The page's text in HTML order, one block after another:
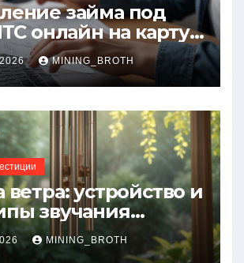
займа под
онлайн на карту
в офис: порядок,
и документы
MINING_BROTH
устройство и
звучания
MINING_BROTH